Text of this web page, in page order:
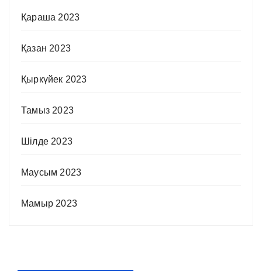
Қараша 2023
Қазан 2023
Қыркүйек 2023
Тамыз 2023
Шілде 2023
Маусым 2023
Мамыр 2023